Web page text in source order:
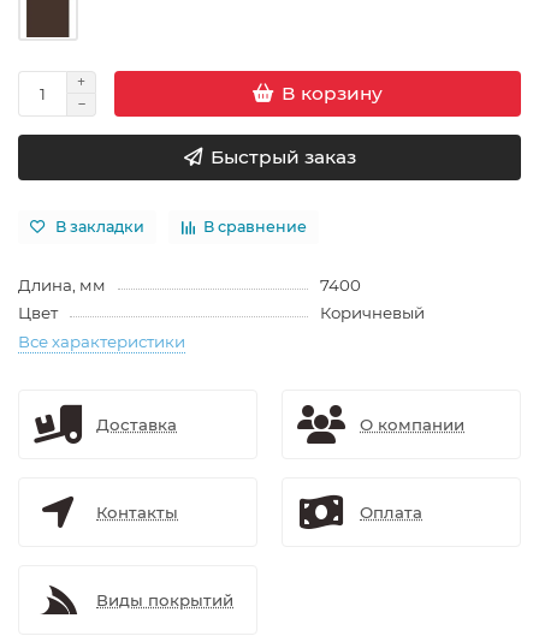
В корзину
Быстрый заказ
В закладки В сравнение
Длина, мм
7400
Цвет
Коричневый
Все характеристики
Доставка О компании
Контакты Оплата
Виды покрытий